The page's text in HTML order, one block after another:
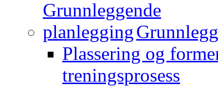
Plassering og
treningsprosess